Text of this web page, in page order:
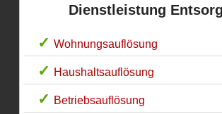
Dienstleistung
Wohnungsauflösung
Haushaltsauflösung
Betriebsauflösung